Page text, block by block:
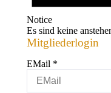
Notice
Es sind keine
Mitgliederlogin
EMail *